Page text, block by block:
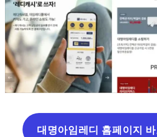
대명아임레디 홈페이지